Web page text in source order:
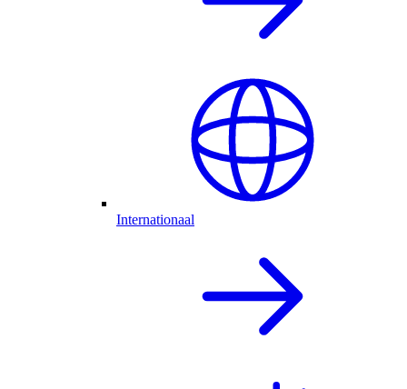
Internationaal